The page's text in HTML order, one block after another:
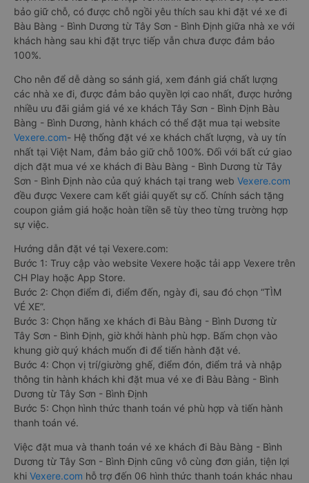
bảo giữ chỗ, có được chỗ ngồi yêu thích sau khi đặt vé xe đi
Bàu Bàng - Bình Dương từ Tây Sơn - Bình Định giữa nhà xe với
khách hàng sau khi đặt trực tiếp vẫn chưa được đảm bảo
100%.
Cho nên để dễ dàng so sánh giá, xem đánh giá chất lượng
các nhà xe đi, được đảm bảo quyền lợi cao nhất, được hưởng
nhiều ưu đãi giảm giá vé xe khách Tây Sơn - Bình Định Bàu
Bàng - Bình Dương, hành khách có thể đặt mua tại website
Vexere.com- Hệ thống đặt vé xe khách chất lượng, và uy tín
nhất tại Việt Nam, đảm bảo giữ chỗ 100%. Đối với bất cứ giao
dịch đặt mua vé xe khách đi Bàu Bàng - Bình Dương từ Tây
Sơn - Bình Định nào của quý khách tại trang web Vexere.com
đều được Vexere cam kết giải quyết sự cố. Chính sách tặng
coupon giảm giá hoặc hoàn tiền sẽ tùy theo từng trường hợp
sự việc.
Hướng dẫn đặt vé tại Vexere.com:
Bước 1: Truy cập vào website Vexere hoặc tải app Vexere trên
CH Play hoặc App Store.
Bước 2: Chọn điểm đi, điểm đến, ngày đi, sau đó chọn “TÌM
VÉ XE”.
Bước 3: Chọn hãng xe khách đi Bàu Bàng - Bình Dương từ
Tây Sơn - Bình Định, giờ khởi hành phù hợp. Bấm chọn vào
khung giờ quý khách muốn đi để tiến hành đặt vé.
Bước 4: Chọn vị trí/giường ghế, điểm đón, điểm trả và nhập
thông tin hành khách khi đặt mua vé xe đi Bàu Bàng - Bình
Dương từ Tây Sơn - Bình Định
Bước 5: Chọn hình thức thanh toán vé phù hợp và tiến hành
thanh toán vé.
Việc đặt mua và thanh toán vé xe khách đi Bàu Bàng - Bình
Dương từ Tây Sơn - Bình Định cũng vô cùng đơn giản, tiện lợi
khi Vexere.com hỗ trợ đến 06 hình thức thanh toán khác nhau